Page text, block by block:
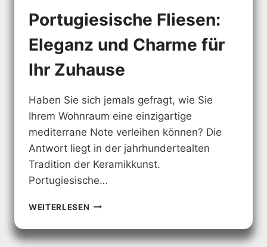
Portugiesische Fliesen:
Eleganz und Charme für
Ihr Zuhause
Haben Sie sich jemals gefragt, wie Sie
Ihrem Wohnraum eine einzigartige
mediterrane Note verleihen können? Die
Antwort liegt in der jahrhundertealten
Tradition der Keramikkunst.
Portugiesische…
WEITERLESEN PORTUGIESISCHE
ELEGANZ
UND